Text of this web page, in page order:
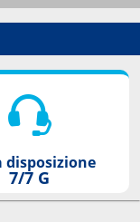
disposizione
7/7 G